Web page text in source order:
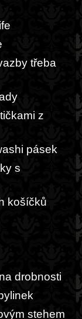
třeba
z
pásek
s
košíčků
drobnosti
stehem